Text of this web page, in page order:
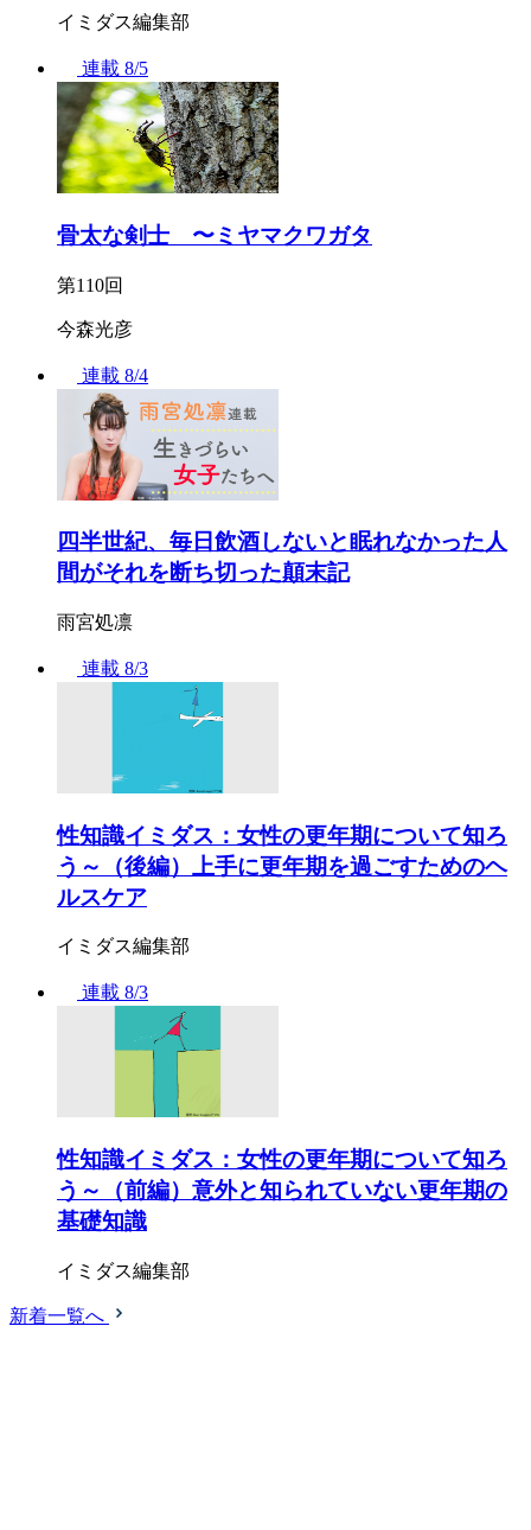
イミダス編集部
連載 8/5
骨太な剣士 〜ミヤマクワガタ
第110回
今森光彦
連載 8/4
四半世紀、毎日飲酒しないと眠れなかった人
間がそれを断ち切った顛末記
雨宮処凛
連載 8/3
性知識イミダス：女性の更年期について知ろ
う～（後編）上手に更年期を過ごすためのヘ
ルスケア
イミダス編集部
連載 8/3
性知識イミダス：女性の更年期について知ろ
う～（前編）意外と知られていない更年期の
基礎知識
イミダス編集部
新着一覧へ